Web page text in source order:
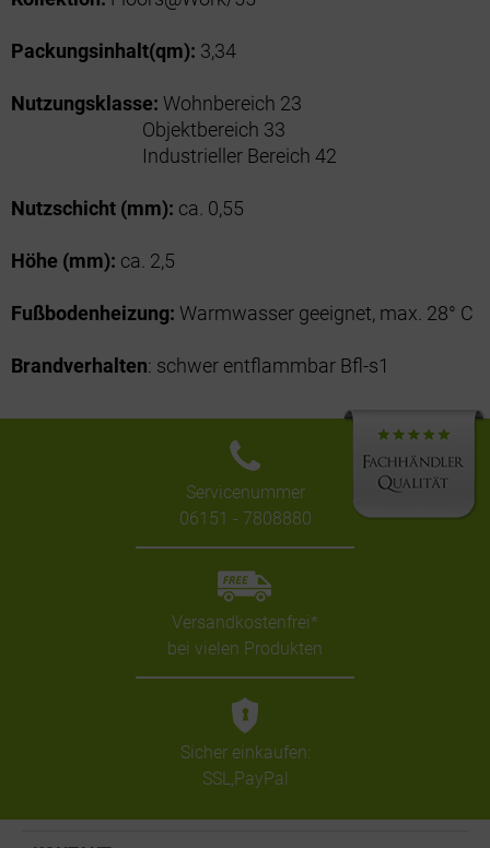
Packungsinhalt(qm): 3,34
Nutzungsklasse: Wohnbereich 23
Objektbereich 33
Industrieller Bereich 42
Nutzschicht (mm): ca. 0,55
Höhe (mm): ca. 2,5
Fußbodenheizung: Warmwasser geeignet, max. 28° C
Brandverhalten: schwer entflammbar Bfl-s1
Servicenummer
06151 - 7808880
Versandkostenfrei*
bei vielen Produkten
Sicher einkaufen:
SSL,PayPal